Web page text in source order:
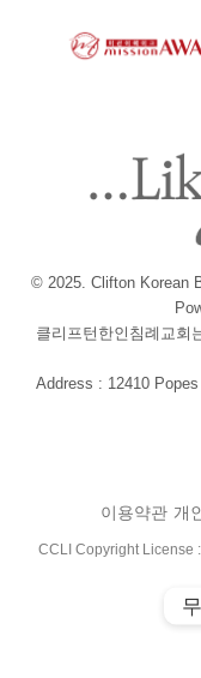
© 2025. Clifton Korean
클리프턴한인침례교회
Address : 12410
이용약관 개
CCLI Copyright License :